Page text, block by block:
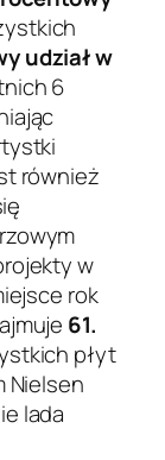
udział w
6
również
w
rok
61.
płyt
Nielsen
lada